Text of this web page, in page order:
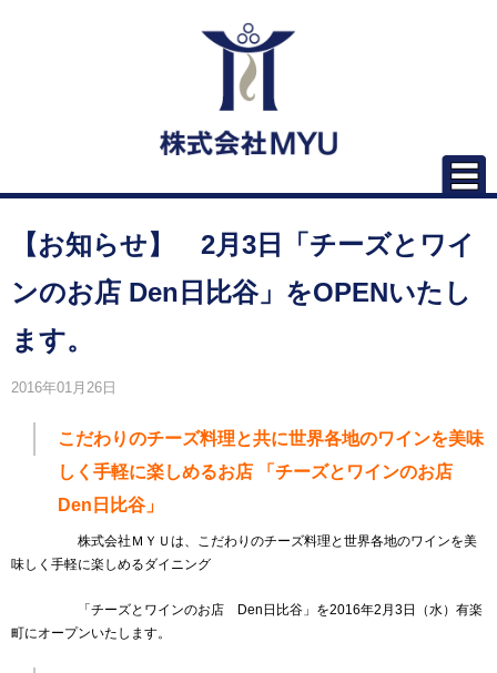
【お知らせ】 2月3日「チーズとワイ
ンのお店 Den日比谷」をOPENいたし
ます。
2016年01月26日
こだわりのチーズ料理と共に世界各地のワインを美味
しく手軽に楽しめるお店
「チーズとワインのお店
Den日比谷」
株式会社ＭＹＵは、こだわりのチーズ料理と世界各地のワインを美
味しく手軽に楽しめるダイニング
「チーズとワインのお店 Den日比谷」を2016年2月3日（水）有楽
町にオープンいたします。